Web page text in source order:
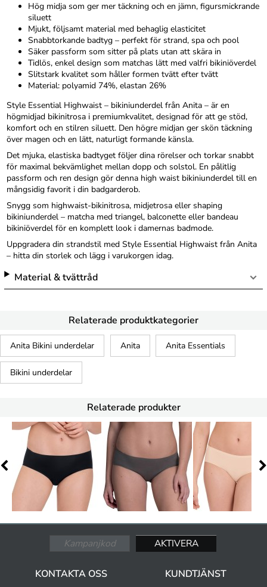
Hög midja som ger mer täckning och en jämn, figur­smickrande
siluett
Mjukt, följsamt material med behaglig elasticitet
Snabbtorkande badtyg – perfekt för strand, spa och pool
Säker passform som sitter på plats utan att skära in
Tidlös, enkel design som matchas lätt med valfri bikiniöverdel
Slitstark kvalitet som håller formen tvätt efter tvätt
Material: polyamid 74%, elastan 26%
Style Essential Highwaist – bikiniunderdel från Anita – är en
högmidjad bikinitrosa i premiumkvalitet, designad för att ge stöd,
komfort och en stilren siluett. Den högre midjan ger skön täckning
över magen och en lätt, naturligt formande känsla.
Det mjuka, elastiska badtyget följer dina rörelser och torkar snabbt
för maximal bekvämlighet mellan dopp och solstol. En pålitlig
passform och ren design gör denna high waist bikiniunderdel till en
mångsidig favorit i din badgarderob.
Snygg som highwaist-bikinitrosa, midjetrosa eller shaping
bikiniunderdel – matcha med triangel, balconette eller bandeau
bikiniöverdel för en komplett look i damernas badmode.
Uppgradera din strandstil med Style Essential Highwaist från Anita
– hitta din storlek och lägg i varukorgen idag.
Material & tvättråd
Relaterade produktkategorier
Anita Bikini underdelar Anita Anita Essentials
Bikini underdelar
Relaterade produkter
KONTAKTA OSS KUNDTJÄNST